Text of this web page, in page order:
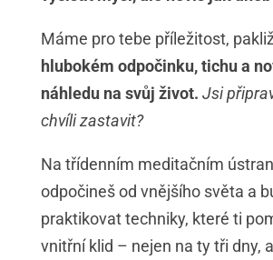
Máme pro tebe příležitost,
hlubokém odpočinku, tichu a
náhledu na svůj život. Jsi
chvíli zastavit?
Na třídenním meditačním
odpočineš od vnějšího světa a
praktikovat techniky, které ti
vnitřní klid – nejen na ty tři dny,